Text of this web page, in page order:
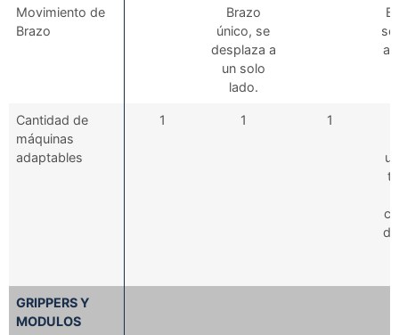
Movimiento de
Brazo
Brazo
único, se
desplaza a
un solo
lado.
se
Cantidad de
máquinas
adaptables
1 1
1
GRIPPERS Y
MODULOS